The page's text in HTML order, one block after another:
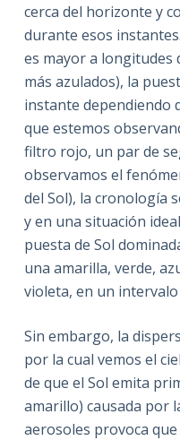
cerca del horizonte y
durante esos
es mayor a longitudes
más azulados), la
instante dependiendo
que estemos
filtro rojo, un par de
observamos el
del Sol), la cronología
y en una situación
puesta de Sol
una amarilla, verde,
violeta, en un
Sin embargo, la
por la cual vemos el
de que el Sol emita
amarillo) causada por
aerosoles provoca